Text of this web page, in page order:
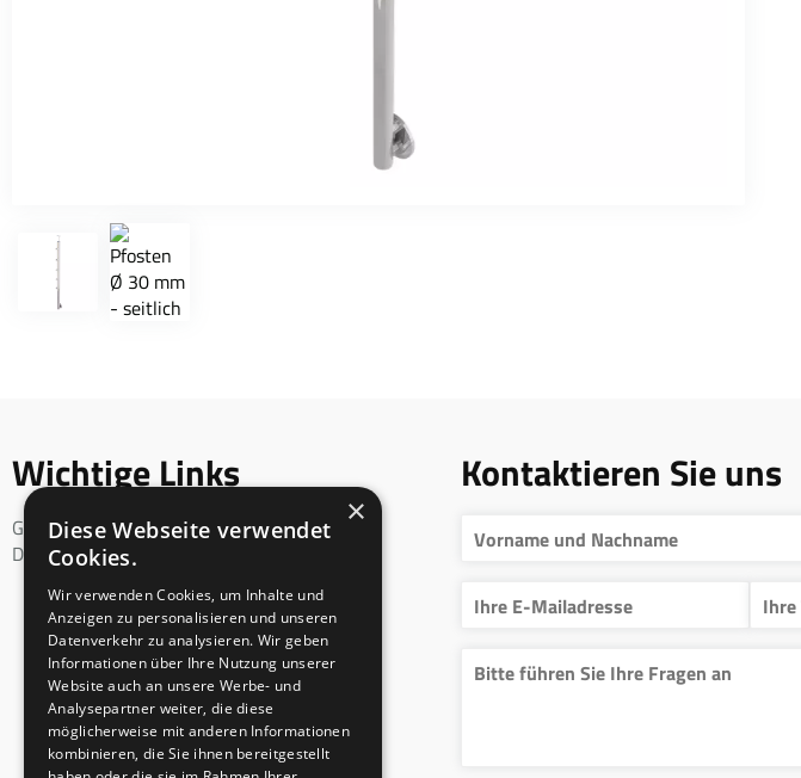
Wichtige Links
Geschäftsbedingungen
DSGVO
Kontaktieren Sie uns
×
Diese Webseite verwendet
Cookies.
Wir verwenden Cookies, um Inhalte und
Anzeigen zu personalisieren und unseren
Datenverkehr zu analysieren. Wir geben
Informationen über Ihre Nutzung unserer
Website auch an unsere Werbe- und
Analysepartner weiter, die diese
möglicherweise mit anderen Informationen
kombinieren, die Sie ihnen bereitgestellt